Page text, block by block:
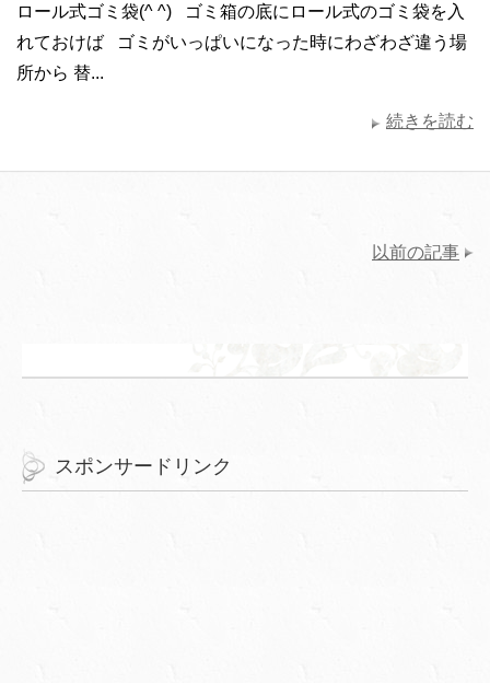
ロール式ゴミ袋(^ ^) ゴミ箱の底にロール式のゴミ袋を入
れておけば ゴミがいっぱいになった時にわざわざ違う場
所から 替...
続きを読む
以前の記事
スポンサードリンク